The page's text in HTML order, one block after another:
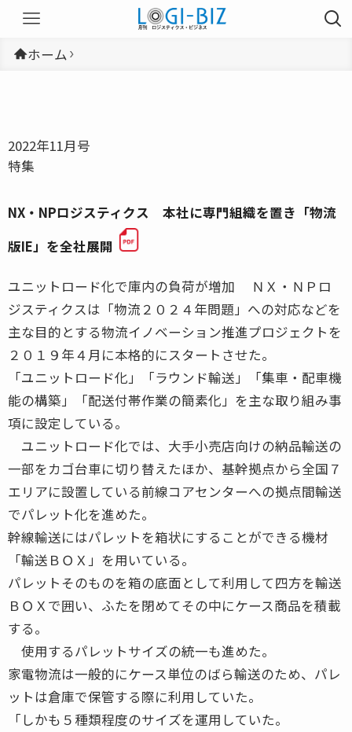
ホーム
2022年11月号
特集
NX・NPロジスティクス 本社に専門組織を置き「物流
版IE」を全社展開
ユニットロード化で庫内の負荷が増加 ＮＸ・ＮＰロ
ジスティクスは「物流２０２４年問題」への対応などを
主な目的とする物流イノベーション推進プロジェクトを
２０１９年４月に本格的にスタートさせた。
「ユニットロード化」「ラウンド輸送」「集車・配車機
能の構築」「配送付帯作業の簡素化」を主な取り組み事
項に設定している。
ユニットロード化では、大手小売店向けの納品輸送の
一部をカゴ台車に切り替えたほか、基幹拠点から全国７
エリアに設置している前線コアセンターへの拠点間輸送
でパレット化を進めた。
幹線輸送にはパレットを箱状にすることができる機材
「輸送ＢＯＸ」を用いている。
パレットそのものを箱の底面として利用して四方を輸送
ＢＯＸで囲い、ふたを閉めてその中にケース商品を積載
する。
使用するパレットサイズの統一も進めた。
家電物流は一般的にケース単位のばら輸送のため、パレ
ットは倉庫で保管する際に利用していた。
「しかも５種類程度のサイズを運用していた。